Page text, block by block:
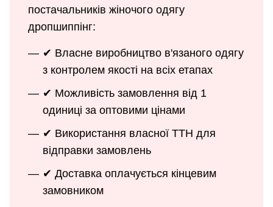
постачальників жіночого одягу
дропшиппінг:
✔ Власне виробництво в'язаного одягу
з контролем якості на всіх етапах
✔ Можливість замовлення від 1
одиниці за оптовими цінами
✔ Використання власної ТТН для
відправки замовлень
✔ Доставка оплачується кінцевим
замовником